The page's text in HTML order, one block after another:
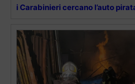
i Carabinieri cercano l’auto